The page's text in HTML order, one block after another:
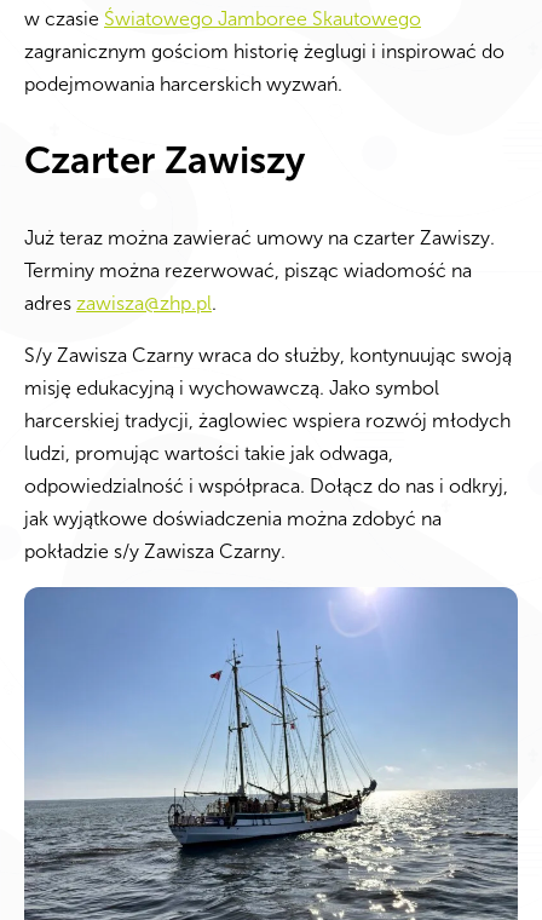
w czasie Światowego Jamboree Skautowego
zagranicznym gościom historię żeglugi i inspirować do
podejmowania harcerskich wyzwań.
Czarter Zawiszy
Już teraz można zawierać umowy na czarter Zawiszy.
Terminy można rezerwować, pisząc wiadomość na
adres zawisza@zhp.pl.
S/y Zawisza Czarny wraca do służby, kontynuując swoją
misję edukacyjną i wychowawczą. Jako symbol
harcerskiej tradycji, żaglowiec wspiera rozwój młodych
ludzi, promując wartości takie jak odwaga,
odpowiedzialność i współpraca. Dołącz do nas i odkryj,
jak wyjątkowe doświadczenia można zdobyć na
pokładzie s/y Zawisza Czarny.